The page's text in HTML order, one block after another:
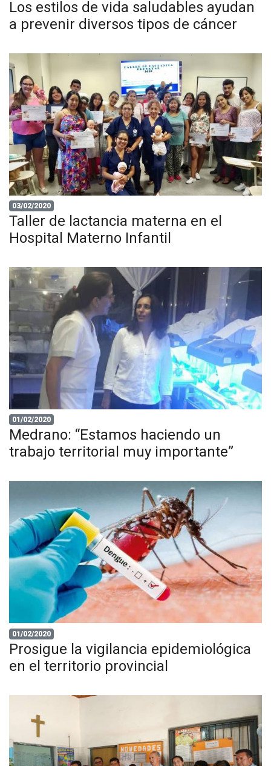
Los estilos de vida saludables ayudan
a prevenir diversos tipos de cáncer
03/02/2020
Taller de lactancia materna en el
Hospital Materno Infantil
01/02/2020
Medrano: “Estamos haciendo un
trabajo territorial muy importante”
01/02/2020
Prosigue la vigilancia epidemiológica
en el territorio provincial